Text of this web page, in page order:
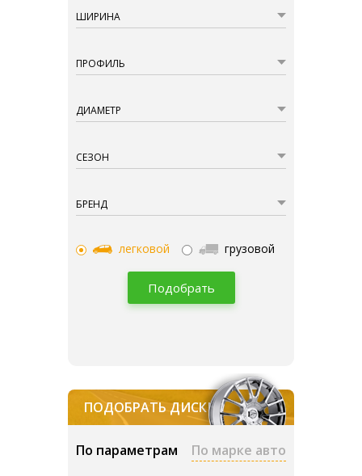
ШИРИНА
ПРОФИЛЬ
ДИАМЕТР
СЕЗОН
БРЕНД
легковой грузовой
Подобрать
ПОДОБРАТЬ ДИСКИ
По параметрам По марке авто